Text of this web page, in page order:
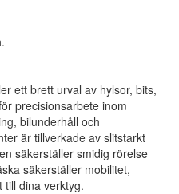
ett brett urval av hylsor, bits,
precisionsarbete inom
bilunderhåll och
är tillverkade av slitstarkt
säkerställer smidig rörelse
säkerställer mobilitet,
till dina verktyg.